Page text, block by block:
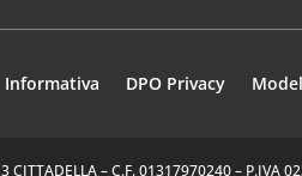
Informativa DPO Privacy
– C.F. 01317970240 –